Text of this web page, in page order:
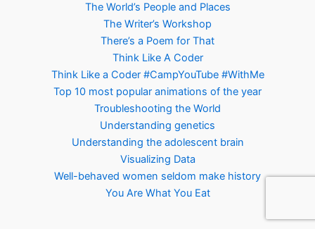
The World’s People and Places
The Writer’s Workshop
There’s a Poem for That
Think Like A Coder
Think Like a Coder #CampYouTube #WithMe
Top 10 most popular animations of the year
Troubleshooting the World
Understanding genetics
Understanding the adolescent brain
Visualizing Data
Well-behaved women seldom make history
You Are What You Eat